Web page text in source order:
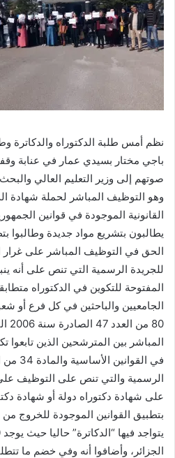
نظم أمس طلبة الدكتوراه والدكاترة
باجي مختار بسيدي عمار في عنابة
صوتهم إلى وزير التعليم العالي
وهو التوظيف المباشر لحملة شهادة
القانونية الموجودة في قوانين
يطالبون بتشريع مواد جديدة وطالبوا
للجريدة الرسمية التي تنص على أنه
المفتوحة للتكوين في الدكتوراه
الجامعيين والباحثين في كل فرع أو
المباشر بين المترشحين الذين
الرسمية والتي تنص على التوظيف
على شهادة دكتوراه دولة أو شهادة
بتطبيق القوانين الموجودة للخروج
الجزائر، وأضافوا أنه وفي خضم ما